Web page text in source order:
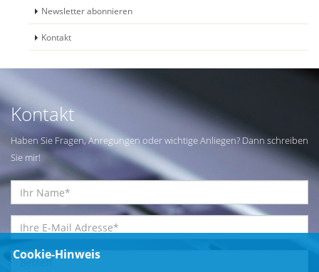
Newsletter abonnieren
Kontakt
Kontakt
Haben Sie Fragen, Anregungen oder wichtige Anliegen? Dann schreiben
Sie mir!
Cookie-Hinweis